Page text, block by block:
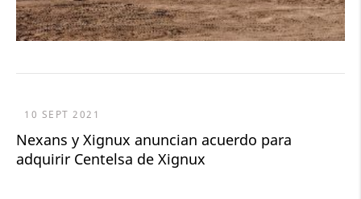
10 SEPT 2021
Nexans y Xignux anuncian acuerdo para
adquirir Centelsa de Xignux